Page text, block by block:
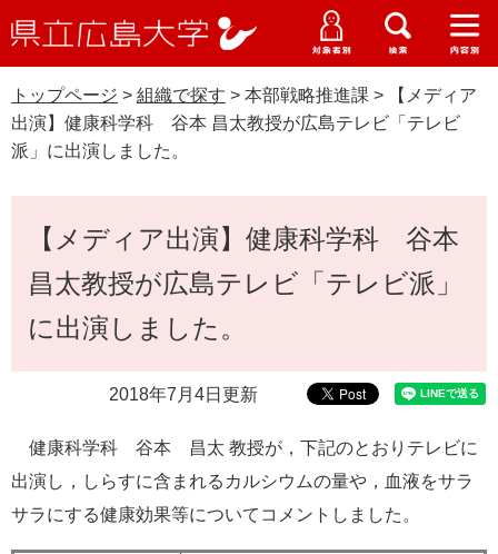
ー
ジ
先
頭
ニ
ュ
を
飛
ニ
ュ
ー
ニ
ュ
ー
ニ
ー
立
大
学
受験生の皆さま
在学生の皆さま
地域・企業の皆さま
研究者の皆さま
教職員の皆さま
受験生特設サイト
WEB版大学案内
資料請求
交通アクセス
English
中文簡体
g
e
すべて ページ PDF
大学概要
学部・大学院・専攻科
学生生活・就職支援
研究・地域連携・国際交流
入試情報
トップページ > 組織で探す > 本部戦略推進課 >
【メディア
出演】健康科学科 谷本 昌太教授が広島テレビ「テレビ
派」に出演しました。
【メディア出演】健康科学科 谷本
昌太教授が広島テレビ「テレビ派」
に出演しました。
2018年7月4日更新
健康科学科 谷本 昌太 教授が，下記のとおりテレビに
出演し，しらすに含まれるカルシウムの量や，血液をサラ
サラにする健康効果等についてコメントしました。